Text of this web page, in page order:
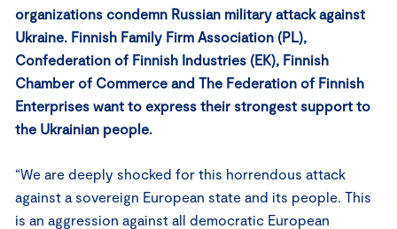
organizations condemn Russian military attack against
Ukraine. Finnish Family Firm Association (PL),
Confederation of Finnish Industries (EK), Finnish
Chamber of Commerce and The Federation of Finnish
Enterprises want to express their strongest support to
the Ukrainian people.
“We are deeply shocked for this horrendous attack
against a sovereign European state and its people. This
is an aggression against all democratic European